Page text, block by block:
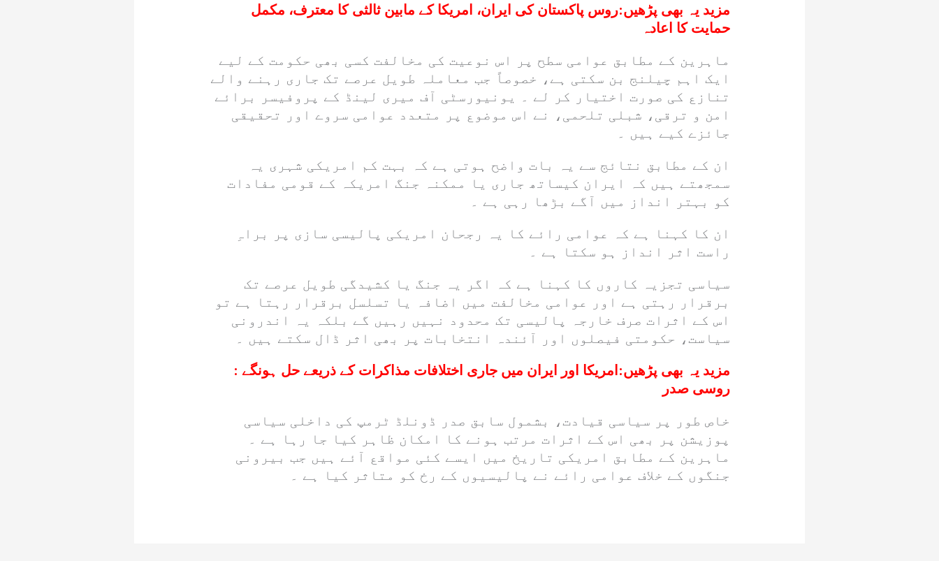
مزید یہ بھی پڑھیں:روس پاکستان کی ایران، امریکا کے مابین ثالثی کا معترف، مکمل
حمایت کا اعادہ
ماہرین کے مطابق عوامی سطح پر اس نوعیت کی مخالفت کسی بھی حکومت کے لیے
ایک اہم چیلنج بن سکتی ہے، خصوصاً جب معاملہ طویل عرصے تک جاری رہنے والے
تنازع کی صورت اختیار کر لے ۔ یونیورسٹی آف میری لینڈ کے پروفیسر برائے
امن و ترقی، شبلی تلحمی، نے اس موضوع پر متعدد عوامی سروے اور تحقیقی
جائزے کیے ہیں ۔
ان کے مطابق نتائج سے یہ بات واضح ہوتی ہے کہ بہت کم امریکی شہری یہ
سمجھتے ہیں کہ ایران کیساتھ جاری یا ممکنہ جنگ امریکہ کے قومی مفادات
کو بہتر انداز میں آگے بڑھا رہی ہے ۔
ان کا کہنا ہے کہ عوامی رائے کا یہ رجحان امریکی پالیسی سازی پر براہِ
راست اثر انداز ہو سکتا ہے ۔
سیاسی تجزیہ کاروں کا کہنا ہے کہ اگر یہ جنگ یا کشیدگی طویل عرصے تک
برقرار رہتی ہے اور عوامی مخالفت میں اضافہ یا تسلسل برقرار رہتا ہے تو
اس کے اثرات صرف خارجہ پالیسی تک محدود نہیں رہیں گے بلکہ یہ اندرونی
سیاست، حکومتی فیصلوں اور آئندہ انتخابات پر بھی اثر ڈال سکتے ہیں ۔
مزید یہ بھی پڑھیں: امریکا اور ایران میں جاری اختلافات مذاکرات کے ذریعے حل ہونگے :
روسی صدر
خاص طور پر سیاسی قیادت، بشمول سابق صدر ڈونلڈ ٹرمپ کی داخلی سیاسی
پوزیشن پر بھی اس کے اثرات مرتب ہونے کا امکان ظاہر کیا جا رہا ہے ۔
ماہرین کے مطابق امریکی تاریخ میں ایسے کئی مواقع آئے ہیں جب بیرونی
جنگوں کے خلاف عوامی رائے نے پالیسیوں کے رخ کو متاثر کیا ہے ۔